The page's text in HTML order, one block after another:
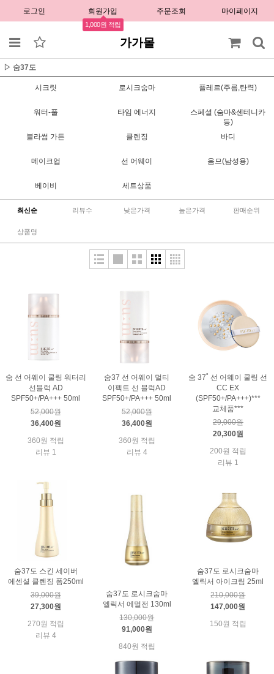
로그인 회원가입
1,000원 적립
주문조회 마이페이지
가가몰
▷ 숨37도
시크릿 로시크숨마 플레르(주름,탄력)
워터-풀 타임 에너지
스페셜 (숨마&센테니카
등)
블라썸 가든
클렌징 바디
메이크업 선 어웨이 옴므(남성용)
베이비 세트상품
최신순 리뷰수 낮은가격 높은가격 판매순위
상품명
숨 선 어웨이 쿨링 워터리
선블럭 AD
SPF50+/PA+++ 50ml
52,000원
36,400원
360원 적립
리뷰 1
숨37 선 어웨이 멀티
이펙트 선 블럭AD
SPF50+/PA+++ 50ml
52,000원
36,400원
360원 적립
리뷰 4
숨 37˚ 선 어웨이 쿨링 선
CC EX
(SPF50+/PA+++)***
교체품***
29,000원
20,300원
200원 적립
리뷰 1
숨37도 스킨 세이버
에센셜 클렌징 폼250ml
39,000원
27,300원
270원 적립
리뷰 4
숨37도 로시크숨마
엘릭서 에멀전 130ml
130,000원
91,000원
840원 적립
숨37도 로시크숨마
엘릭서 아이크림 25ml
210,000원
147,000원
150원 적립